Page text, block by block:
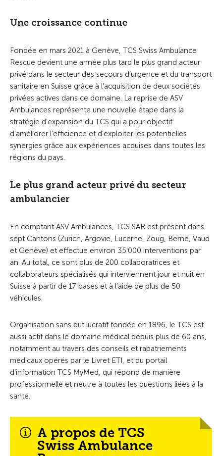
Une croissance continue
Fondée en mars 2021 à Genève, TCS Swiss Ambulance
Rescue devient une année plus tard le plus grand acteur
privé dans le secteur des secours d’urgence et du transport
sanitaire en Suisse grâce à l’acquisition de deux sociétés
privées actives dans ce domaine. La reprise de ASV
Ambulances représente une nouvelle étape dans la
stratégie d’expansion du TCS qui a pour objectif
d’améliorer l’efficience et d’exploiter les potentielles
synergies grâce aux expériences acquises dans toutes les
régions du pays.
Le plus grand acteur privé du secteur
ambulancier
En comptant ASV Ambulances, TCS SAR est présent dans
sept Cantons (Zurich, Argovie, Lucerne, Zoug, Berne, Vaud
et Genève) et effectue environ 35'000 interventions par
an. Au total, ce sont plus de 200 collaboratrices et
collaborateurs spécialisés qui interviennent jour et nuit en
Suisse à partir de 17 bases et à l’aide de plus de 50
véhicules.
Organisation sans but lucratif fondée en 1896, le TCS est
aussi actif dans le domaine médical depuis plus de 60 ans,
notamment au travers des conseils et rapatriements
médicaux opérés par le Livret ETI, et du portail
d’information TCS MyMed, qui répond de manière
professionnelle et neutre à toutes les questions liées à la
santé.
A propos de TCS
Swiss Ambulance